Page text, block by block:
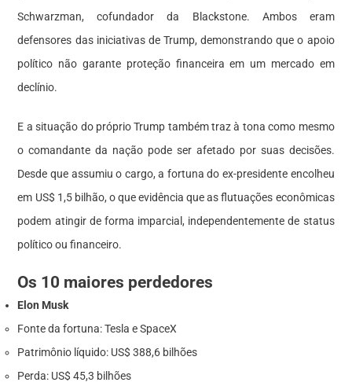
Schwarzman, cofundador da Blackstone. Ambos eram
defensores das iniciativas de Trump, demonstrando que o apoio
político não garante proteção financeira em um mercado em
declínio.
E a situação do próprio Trump também traz à tona como mesmo
o comandante da nação pode ser afetado por suas decisões.
Desde que assumiu o cargo, a fortuna do ex-presidente encolheu
em US$ 1,5 bilhão, o que evidência que as flutuações econômicas
podem atingir de forma imparcial, independentemente de status
político ou financeiro.
Os 10 maiores perdedores
Elon Musk
Fonte da fortuna: Tesla e SpaceX
Patrimônio líquido: US$ 388,6 bilhões
Perda: US$ 45,3 bilhões